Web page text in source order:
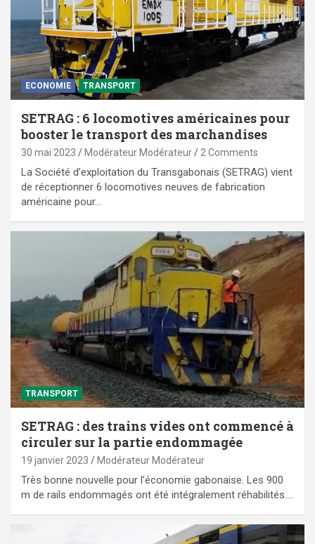
ECONOMIE TRANSPORT
SETRAG : 6 locomotives américaines pour
booster le transport des marchandises
30 mai 2023 Modérateur Modérateur 2 Comments
La Société d’exploitation du Transgabonais (SETRAG) vient
de réceptionner 6 locomotives neuves de fabrication
américaine pour…
TRANSPORT
SETRAG : des trains vides ont commencé à
circuler sur la partie endommagée
19 janvier 2023 Modérateur Modérateur
Très bonne nouvelle pour l’économie gabonaise. Les 900
m de rails endommagés ont été intégralement réhabilités.…